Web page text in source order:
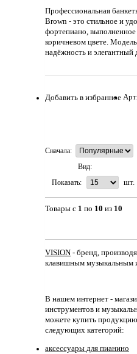
Профессиональная
Brown - это стильное и
фортепиано,
коричневом цвете.
надёжность и элегантный
Добавить в избранное
Сначала:
Вид:
Показать:
шт.
Товары с 1 по 10 из 10
VISION - бренд,
клавишным музыкальным
В нашем интернет -
инструментов и
можете купить
следующих категорий:
аксессуары для пианино